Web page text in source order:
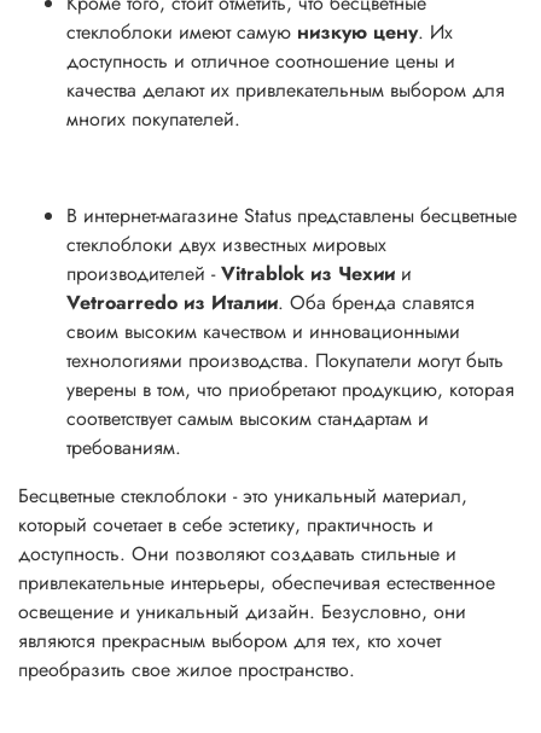
стеклоблоки имеют самую низкую цену. Их
доступность и отличное соотношение цены и
качества делают их привлекательным выбором для
многих покупателей.
В интернет-магазине Status представлены бесцветные
стеклоблоки двух известных мировых
производителей -Vitrablok из Чехии и
Vetroarredo из Италии. Оба бренда славятся
своим высоким качеством и инновационными
технологиями производства. Покупатели могут быть
уверены в том, что приобретают продукцию, которая
соответствует самым высоким стандартам и
требованиям.
Бесцветные стеклоблоки - это уникальный материал,
который сочетает в себе эстетику, практичность и
доступность. Они позволяют создавать стильные и
привлекательные интерьеры, обеспечивая естественное
освещение и уникальный дизайн. Безусловно, они
являются прекрасным выбором для тех, кто хочет
преобразить свое жилое пространство.